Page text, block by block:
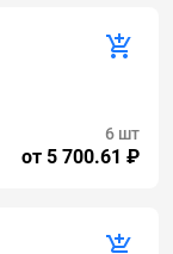
от 5 700.61 ₽
6 шт